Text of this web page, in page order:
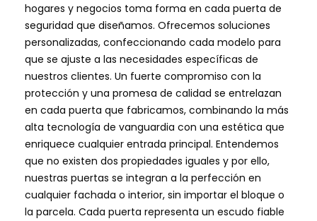
hogares y negocios toma forma en cada puerta de
seguridad que diseñamos. Ofrecemos soluciones
personalizadas, confeccionando cada modelo para
que se ajuste a las necesidades específicas de
nuestros clientes. Un fuerte compromiso con la
protección y una promesa de calidad se entrelazan
en cada puerta que fabricamos, combinando la más
alta tecnología de vanguardia con una estética que
enriquece cualquier entrada principal. Entendemos
que no existen dos propiedades iguales y por ello,
nuestras puertas se integran a la perfección en
cualquier fachada o interior, sin importar el bloque o
la parcela. Cada puerta representa un escudo fiable